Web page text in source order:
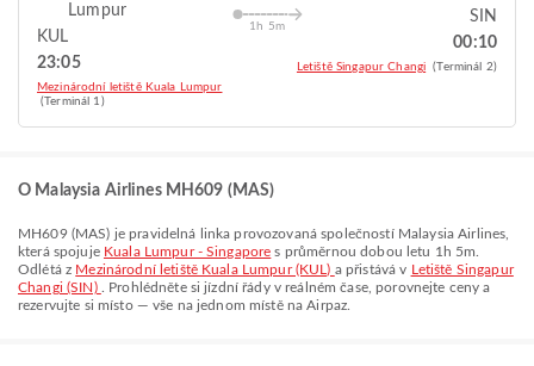
Lumpur
KUL
23:05
Mezinárodní letiště Kuala Lumpur
(Terminál 1)
1h 5m
SIN
00:10
Letiště Singapur Changi (Terminál 2)
O Malaysia Airlines MH609 (MAS)
MH609(MAS) je pravidelná linka provozovaná společností Malaysia Airlines
která spojuje Kuala Lumpur - Singapore s průměrnou dobou letu 1h 5m
Odlétá z Mezinárodní letiště Kuala Lumpur (KUL) a přistává v Letiště Singapur
Changi (SIN)
. Prohlédněte si jízdní řády v reálném čase, porovnejte ceny a
rezervujte si místo — vše na jednom místě na Airpaz.